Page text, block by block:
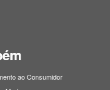
ao Consumidor